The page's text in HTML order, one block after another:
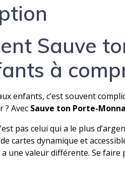
Sauve
à
enfants, c’est souvent
? Avec Sauve ton Porte-
pas celui qui a le plus
cartes dynamique et
une valeur différente. Se